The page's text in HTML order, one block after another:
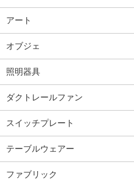
アート
オブジェ
照明器具
ダクトレールファン
スイッチプレート
テーブルウェアー
ファブリック